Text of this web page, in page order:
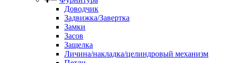
Доводчик
Задвижка/Завертка
Замки
Засов
Защелка
Личина/накладка/целиндровый механизм